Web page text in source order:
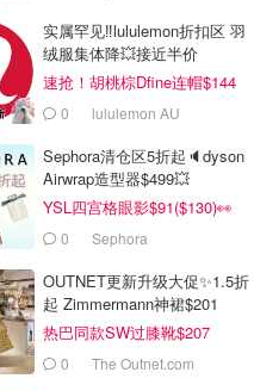
实属罕见‼️lululemon折扣区 羽
绒服集体降💥接近半价
速抢！胡桃棕Dfine连帽$144
0 lululemon AU
Sephora清仓区5折起🔈dyson
Airwrap造型器$499💥
YSL四宫格眼影$91($130)👀
0 Sephora
OUTNET更新升级大促✨1.5折
起 Zimmermann神裙$201
热巴同款SW过膝靴$207
0 The Outnet.com